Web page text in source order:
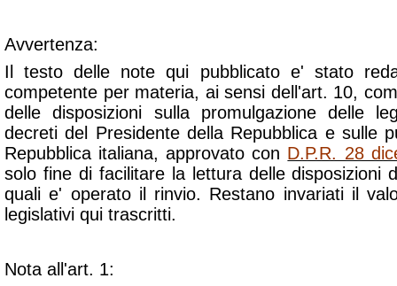
Avvertenza:
Il testo delle note qui pubblicato e' stato
competente per materia, ai sensi dell'art. 10,
delle disposizioni sulla promulgazione delle
decreti del Presidente della Repubblica e sulle
Repubblica italiana, approvato con D.P.R. 28
solo fine di facilitare la lettura delle disposizioni
quali e' operato il rinvio. Restano invariati il
legislativi qui trascritti.
Nota all'art. 1: